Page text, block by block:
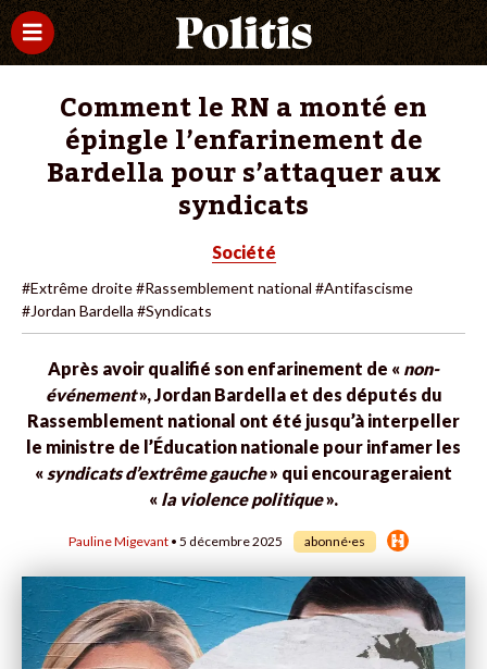
Comment le RN a monté en
épingle l’enfarinement de
Bardella pour s’attaquer aux
syndicats
Société
#Extrême droite#Rassemblement national #Antifascisme
#Jordan Bardella #Syndicats
Après avoir qualifié son enfarinement de « non-
événement», Jordan Bardella et des députés du
Rassemblement national ont été jusqu’à interpeller
le ministre de l’Éducation nationale pour infamer les
«syndicats d’extrême gauche» qui encourageraient
« la violence politique».
Pauline Migevant • 5 décembre 2025 abonné·es